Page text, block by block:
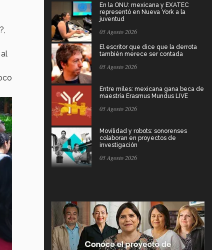
En la ONU: mexicana y EXATEC
representó en Nueva York a la
juventud
05 Agosto 2026
El escritor que dice que la derrota
también merece ser contada
05 Agosto 2026
Entre miles: mexicana gana beca de
maestría Erasmus Mundus LIVE
05 Agosto 2026
Movilidad y robots: sonorenses
colaboran en proyectos de
investigación
05 Agosto 2026